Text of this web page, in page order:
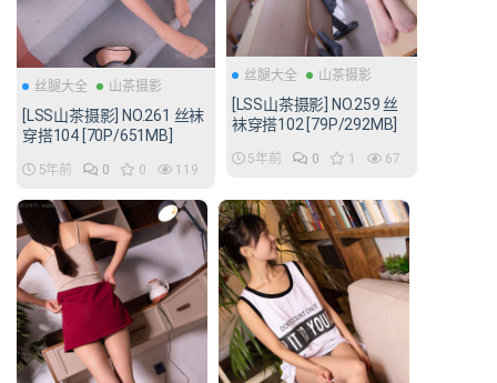
丝腿大全 山茶摄影
[LSS山茶摄影] NO.261 丝袜
穿搭104 [70P/651MB]
5年前 0 0 119
丝腿大全 山茶摄影
[LSS山茶摄影] NO.259 丝
袜穿搭102 [79P/292MB]
5年前 0 1 67